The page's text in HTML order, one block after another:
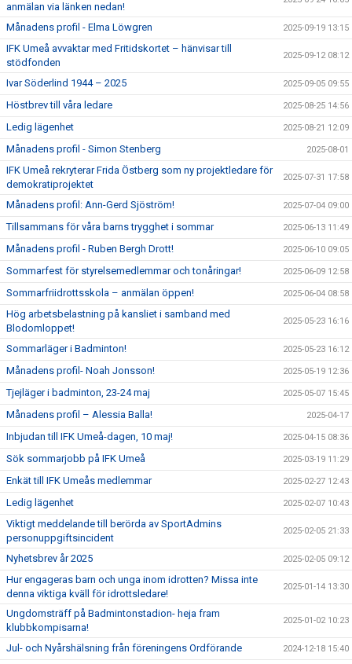
anmälan via länken nedan!
Månadens profil - Elma Löwgren 2025-09-19 13:15
IFK Umeå avvaktar med Fritidskortet – hänvisar till
stödfonden
2025-09-12 08:12
Ivar Söderlind 1944 – 2025 2025-09-05 09:55
Höstbrev till våra ledare 2025-08-25 14:56
Ledig lägenhet 2025-08-21 12:09
Månadens profil - Simon Stenberg 2025-08-01
IFK Umeå rekryterar Frida Östberg som ny projektledare för
demokratiprojektet
2025-07-31 17:58
Månadens profil: Ann-Gerd Sjöström! 2025-07-04 09:00
Tillsammans för våra barns trygghet i sommar 2025-06-13 11:49
Månadens profil - Ruben Bergh Drott! 2025-06-10 09:05
Sommarfest för styrelsemedlemmar och tonåringar! 2025-06-09 12:58
Sommarfriidrottsskola – anmälan öppen! 2025-06-04 08:58
Hög arbetsbelastning på kansliet i samband med
Blodomloppet!
2025-05-23 16:16
Sommarläger i Badminton! 2025-05-23 16:12
Månadens profil- Noah Jonsson! 2025-05-19 12:36
Tjejläger i badminton, 23-24 maj 2025-05-07 15:45
Månadens profil – Alessia Balla! 2025-04-17
Inbjudan till IFK Umeå-dagen, 10 maj! 2025-04-15 08:36
Sök sommarjobb på IFK Umeå 2025-03-19 11:29
Enkät till IFK Umeås medlemmar 2025-02-27 12:43
Ledig lägenhet 2025-02-07 10:43
Viktigt meddelande till berörda av SportAdmins
personuppgiftsincident
2025-02-05 21:33
Nyhetsbrev år 2025 2025-02-05 09:12
Hur engageras barn och unga inom idrotten? Missa inte
denna viktiga kväll för idrottsledare!
2025-01-14 13:30
Ungdomsträff på Badmintonstadion- heja fram
klubbkompisarna!
2025-01-02 10:23
Jul- och Nyårshälsning från föreningens Ordförande 2024-12-18 15:40